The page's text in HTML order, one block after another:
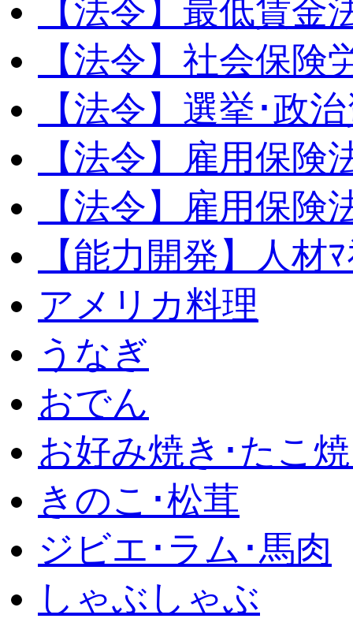
【法令】最低賃金
【法令】社会保険
【法令】選挙･政
【法令】雇用保険
【法令】雇用保険
【能力開発】人材
アメリカ料理
うなぎ
おでん
お好み焼き･たこ
きのこ･松茸
ジビエ･ラム･馬肉
しゃぶしゃぶ